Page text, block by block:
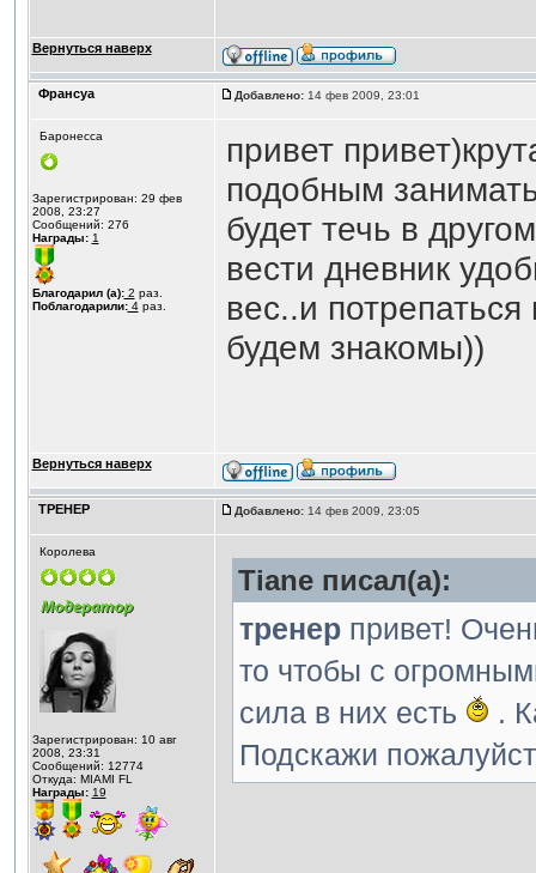
Вернуться наверх
Франсуа Добавлено:14 фев 2009, 23:01
Баронесса
Зарегистрирован: 29 фев
2008, 23:27
Сообщений: 276
Награды: 1
Благодарил (а):2 раз.
Поблагодарили:4раз.
привет
подобным
будет течь в
вести дневник
вес..и
будем знакомы))
Вернуться наверх
ТРЕНЕР Добавлено:14 фев 2009, 23:05
Королева
Зарегистрирован: 10 авг
2008, 23:31
Сообщений: 12774
Откуда: MIAMI FL
Награды: 19
Tiane писал(а):
тренерпривет!
то чтобы с
сила в них есть
.
Подскажи